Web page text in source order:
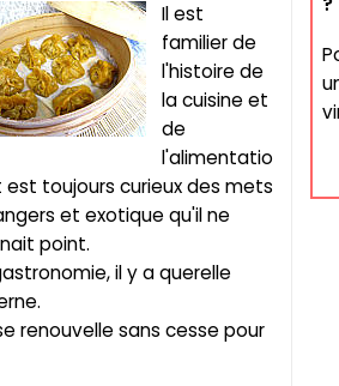
Il est
familier de
l'histoire de
la cuisine et
de
l'alimentatio
est toujours curieux des mets
et exotique qu'il ne
point.
il y a querelle
renouvelle sans cesse pour